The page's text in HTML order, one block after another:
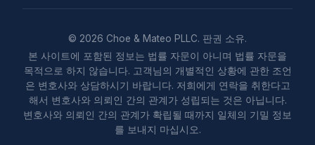
© 2026 Choe & Mateo PLLC. 판권 소유.
본 사이트에 포함된 정보는 법률 자문이 아니며 법률 자문을
목적으로 하지 않습니다. 고객님의 개별적인 상황에 관한 조언
은 변호사와 상담하시기 바랍니다. 저희에게 연락을 취한다고
해서 변호사와 의뢰인 간의 관계가 성립되는 것은 아닙니다.
변호사와 의뢰인 간의 관계가 확립될 때까지 일체의 기밀 정보
를 보내지 마십시오.